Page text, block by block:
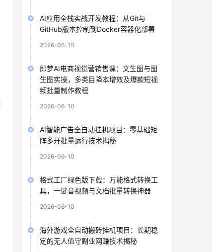
AI应用全栈实战开发教程：从Git与
GitHub版本控制到Docker容器化部署
2026-06-10
即梦AI电商视觉营销售课：文生图与图
生图实操，多类目降本增效及爆款短视
频批量制作教程
2026-06-10
AI智能广告全自动挂机项目：零基础矩
阵多开批量运行技术揭秘
2026-06-10
格式工厂绿色版下载：万能格式转换工
具，一键音视频与文档批量转换神器
2026-06-10
海外游戏全自动搬砖挂机项目：长期稳
定的无人值守副业网赚技术揭秘